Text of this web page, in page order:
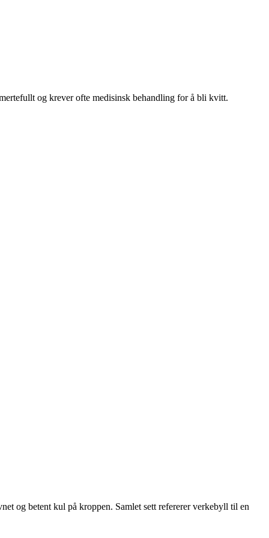
og krever ofte medisinsk behandling for å bli kvitt.
og betent kul på kroppen. Samlet sett refererer verkebyll til en